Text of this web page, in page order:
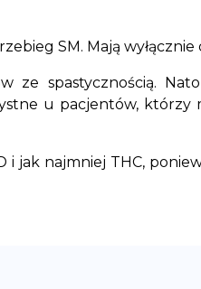
SM. Mają wyłącznie
spastycznością.
u pacjentów, którzy
jak najmniej THC,